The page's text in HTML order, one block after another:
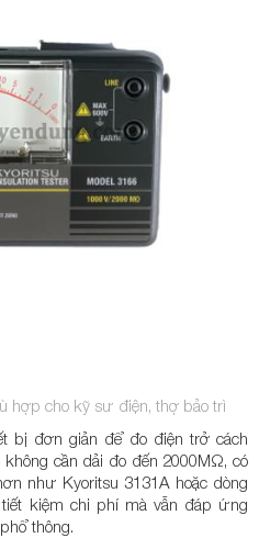
hợp cho kỹ sư điện, thợ bảo trì
bị đơn giản để đo điện trở cách
cần dải đo đến 2000MΩ, có
như Kyoritsu 3131A hoặc dòng
kiệm chi phí mà vẫn đáp ứng
thông.